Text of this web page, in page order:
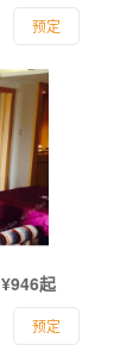
预定
¥946起
预定